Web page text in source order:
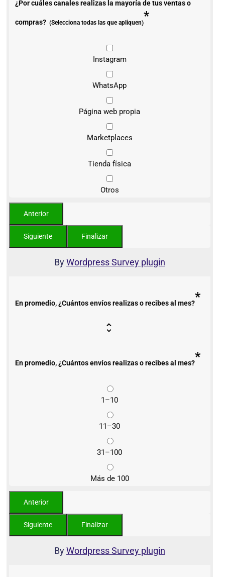
¿Por cuáles canales realizas la mayoría de tus ventas o
compras? (Selecciona todas las que apliquen)*
Instagram
WhatsApp
Página web propia
Marketplaces
Tienda física
Otros
ByWordpress Survey plugin
En promedio, ¿Cuántos envíos realizas o recibes al mes?*
En promedio, ¿Cuántos envíos realizas o recibes al mes?*
1–10
11–30
31–100
Más de 100
ByWordpress Survey plugin